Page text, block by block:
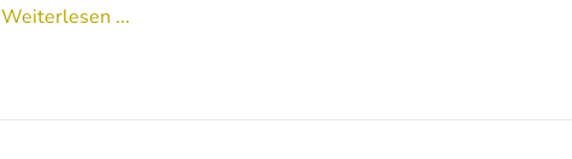
Weiterlesen ...